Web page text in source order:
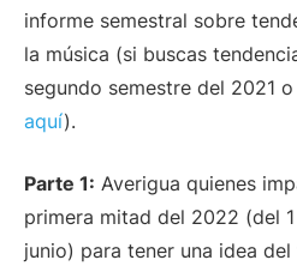
informe semestral sobre
la música (si buscas
segundo semestre del 2021
aquí).
Parte 1: Averigua quienes
primera mitad del 2022 (del
junio) para tener una idea